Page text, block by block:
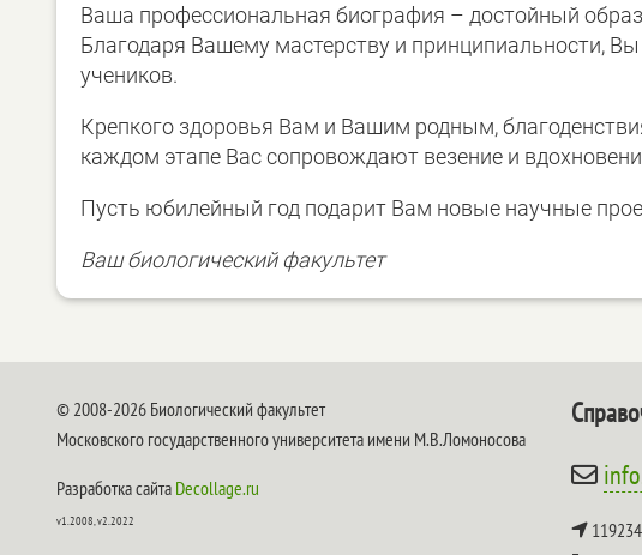
Ваша профессиональная биография – достойный
Благодаря Вашему мастерству и принципиальности,
учеников.
Крепкого здоровья Вам и Вашим родным,
каждом этапе Вас сопровождают везение и
Пусть юбилейный год подарит Вам новые научные
Ваш биологический факультет
© 2008-2026 Биологический факультет
Московского государственного университета имени М.В.Ломоносова
Разработка сайта Decollage.ru
v1.2008, v2.2022